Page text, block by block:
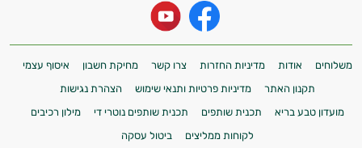
משלוחים אודות מדיניות החזרות צרו קשר מחיקת חשבון
איסוף עצמי
תקנון האתר
מדיניות פרטיות ותנאי שימוש
הצהרת נגישות
מועדון טבע בריא
תכנית שותפים תכנית שותפים נוטרי די
מילון רכיבים
לקוחות ממליצים
ביטול עסקה